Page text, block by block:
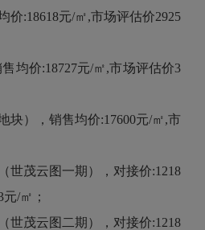
:18618元/㎡,市场评估价2925
价:18727元/㎡,市场评估价3
），销售均价:17600元/㎡,市
茂云图一期），对接价:1218
/㎡；
茂云图二期），对接价:1218